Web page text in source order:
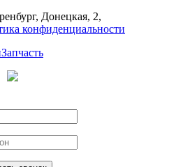
Донецкая, 2,
конфиденциальности